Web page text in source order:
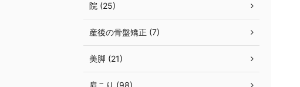
院 (25)
産後の骨盤矯正 (7)
美脚 (21)